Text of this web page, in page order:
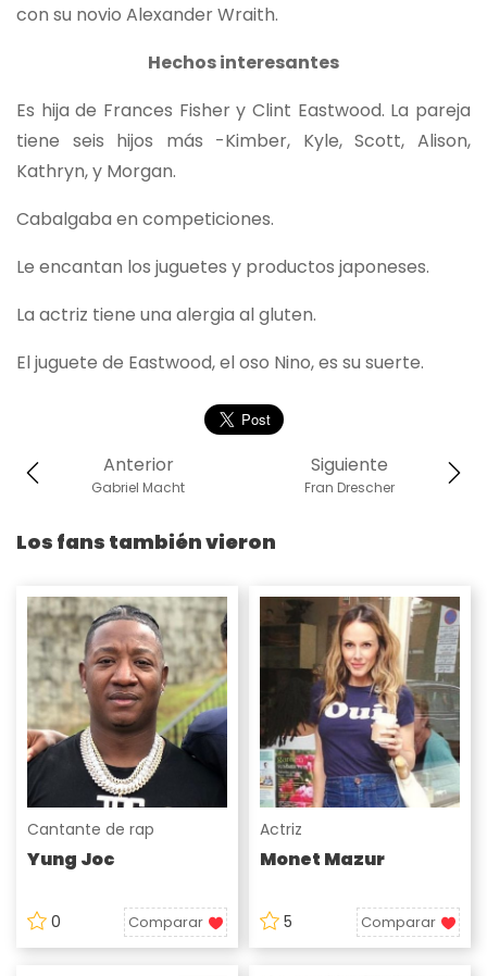
con su novio Alexander Wraith.
Hechos interesantes
Es hija de Frances Fisher y Clint Eastwood. La pareja
tiene seis hijos más -Kimber, Kyle, Scott, Alison,
Kathryn, y Morgan.
Cabalgaba en competiciones.
Le encantan los juguetes y productos japoneses.
La actriz tiene una alergia al gluten.
El juguete de Eastwood, el oso Nino, es su suerte.
Siguiente
Fran Drescher
Anterior
Gabriel Macht
Los fans también vieron
Cantante de rap
Yung Joc
0 Comparar
Actriz
Monet Mazur
5 Comparar